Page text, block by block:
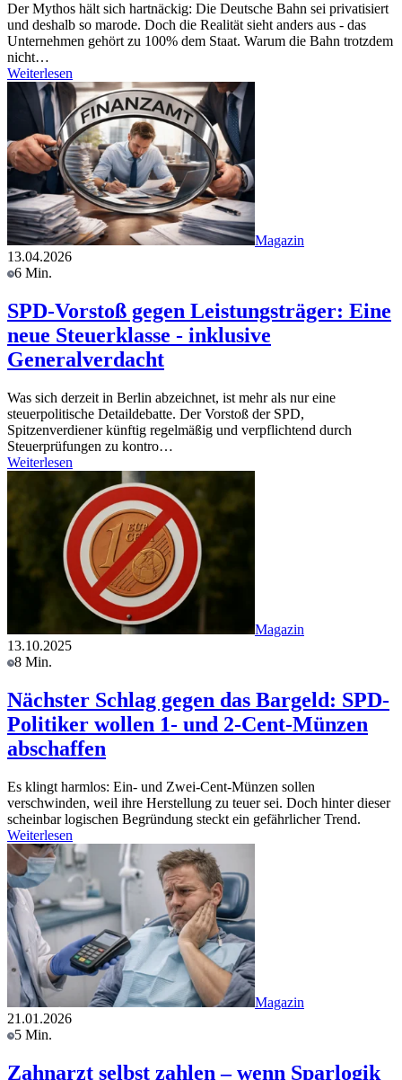
Der Mythos hält sich hartnäckig: Die Deutsche Bahn sei privatisiert
und deshalb so marode. Doch die Realität sieht anders aus - das
Unternehmen gehört zu 100% dem Staat. Warum die Bahn trotzdem
nicht…
Weiterlesen
Magazin
13.04.2026
6 Min.
SPD-Vorstoß gegen Leistungsträger: Eine
neue Steuerklasse - inklusive
Generalverdacht
Was sich derzeit in Berlin abzeichnet, ist mehr als nur eine
steuerpolitische Detaildebatte. Der Vorstoß der SPD,
Spitzenverdiener künftig regelmäßig und verpflichtend durch
Steuerprüfungen zu kontro…
Weiterlesen
Magazin
13.10.2025
8 Min.
Nächster Schlag gegen das Bargeld: SPD-
Politiker wollen 1- und 2-Cent-Münzen
abschaffen
Es klingt harmlos: Ein- und Zwei-Cent-Münzen sollen
verschwinden, weil ihre Herstellung zu teuer sei. Doch hinter dieser
scheinbar logischen Begründung steckt ein gefährlicher Trend.
Weiterlesen
Magazin
21.01.2026
5 Min.
Zahnarzt selbst zahlen – wenn Sparlogik